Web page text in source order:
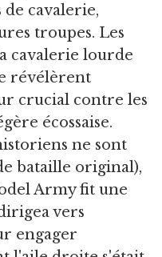
de cavalerie,
troupes. Les
cavalerie lourde
révélèrent
crucial contre les
écossaise.
ne sont
bataille original),
Army fit une
vers
engager